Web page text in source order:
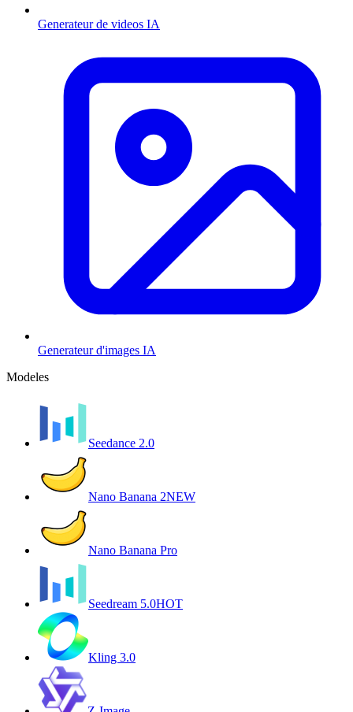
Generateur de videos IA
Generateur d'images IA
Modeles
Seedance 2.0
Nano Banana 2NEW
Nano Banana Pro
Seedream 5.0HOT
Kling 3.0